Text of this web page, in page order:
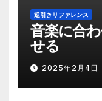
逆引きリファレンス
音楽に合
せる
2025年2月4日